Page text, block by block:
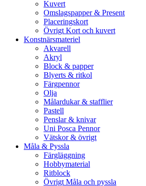
Kuvert
Omslagspapper & Present
Placeringskort
Övrigt Kort och kuvert
Konstnärsmateriel
Akvarell
Akryl
Block & papper
Blyerts & ritkol
Färgpennor
Olja
Målardukar & stafflier
Pastell
Penslar & knivar
Uni Posca Pennor
Vätskor & övrigt
Måla & Pyssla
Färgläggning
Hobbymaterial
Ritblock
Övrigt Måla och pyssla